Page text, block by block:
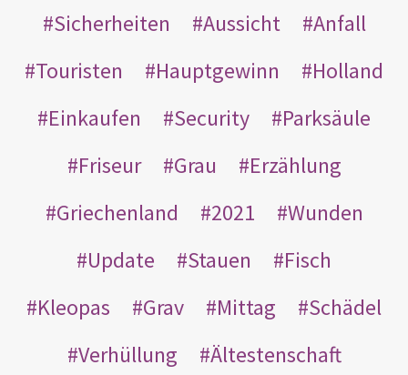
Sicherheiten
Aussicht
Anfall
Touristen
Hauptgewinn
Holland
Einkaufen
Security
Parksäule
Friseur
Grau
Erzählung
Griechenland
2021
Wunden
Update
Stauen
Fisch
Kleopas
Grav Mittag
Schädel
Verhüllung
Ältestenschaft